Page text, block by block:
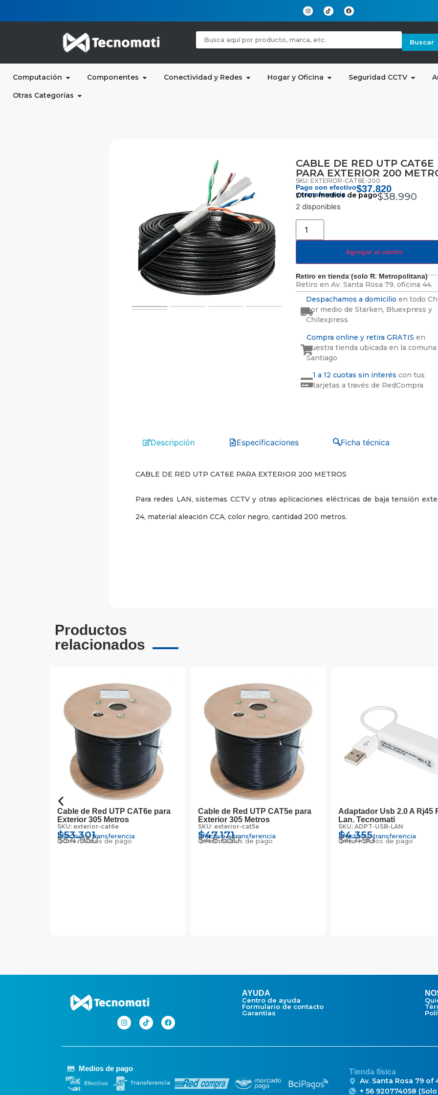
Buscar
Computación Componentes Conectividad y Redes Hogar y Oficina Seguridad CCTV
Otras Categorías
CABLE DE RED UTP CAT6E
PARA EXTERIOR 200
SKU: EXTERIOR-CAT6E-200
Pago con efectivo
y transferencia
$37.820
Otros medios de pago$38.990
2 disponibles
Agregar al carrito
Retiro en tienda (solo R. Metropolitana)
Retiro en Av. Santa Rosa 79, oficina 44.
Despachamos a domicilio en todo
por medio de Starken, Bluexpress y
Chilexpress
Compra online y retira GRATIS en
nuestra tienda ubicada en la comuna
Santiago
1 a 12 cuotas sin interés con tus
tarjetas a través de RedCompra
Descripción Especificaciones Ficha técnica
CABLE DE RED UTP CAT6E PARA EXTERIOR 200 METROS
Para redes LAN, sistemas CCTV y otras aplicaciones eléctricas de baja tensión
24, material aleación CCA, color negro, cantidad 200 metros.
Productos
relacionados
Cable de Red UTP CAT6e para
Exterior 305 Metros
SKU: exterior-cat6e
$53.301
Efectivo y transferencia
$54.950
Otros medios de pago
Cable de Red UTP CAT5e para
Exterior 305 Metros
SKU: exterior-cat5e
$47.171
Efectivo y transferencia
$48.630
Otros medios de pago
Adaptador Usb 2.0 A Rj45
Lan. Tecnomati
SKU: ADPT-USB-LAN
$4.355
Efectivo y transferencia
$4.490
Otros medios de pago
AYUDA
Centro de ayuda
Formulario de contacto
Garantías
Medios de pago Tienda física
Av. Santa Rosa 79 of
+ 56 920774058